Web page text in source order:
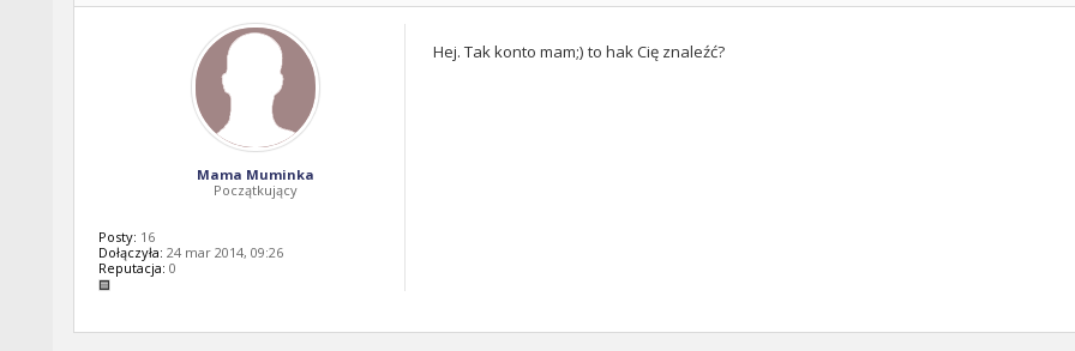
Hej. Tak konto mam;) to hak Cię znaleźć?
Mama Muminka
Początkujący
Posty: 16
Dołączyła: 24 mar 2014, 09:26
Reputacja: 0